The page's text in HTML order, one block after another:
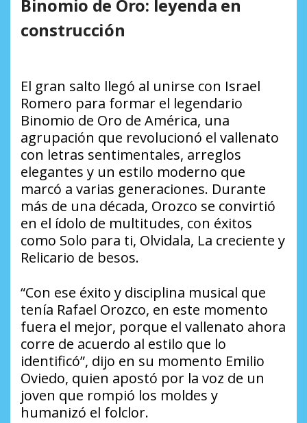
Binomio de Oro: leyenda en
construcción
El gran salto llegó al unirse con Israel
Romero para formar el legendario
Binomio de Oro de América, una
agrupación que revolucionó el vallenato
con letras sentimentales, arreglos
elegantes y un estilo moderno que
marcó a varias generaciones. Durante
más de una década, Orozco se convirtió
en el ídolo de multitudes, con éxitos
como Solo para ti, Olvidala, La creciente y
Relicario de besos.
“Con ese éxito y disciplina musical que
tenía Rafael Orozco, en este momento
fuera el mejor, porque el vallenato ahora
corre de acuerdo al estilo que lo
identificó”, dijo en su momento Emilio
Oviedo, quien apostó por la voz de un
joven que rompió los moldes y
humanizó el folclor.